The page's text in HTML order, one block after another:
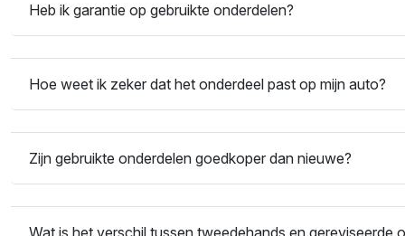
Heb ik garantie op gebruikte onderdelen?
Hoe weet ik zeker dat het onderdeel past op mijn auto?
Zijn gebruikte onderdelen goedkoper dan nieuwe?
Wat is het verschil tussen tweedehands en gereviseerde